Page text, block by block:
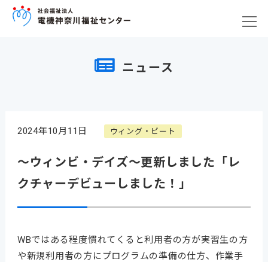
ニュース
2024年10月11日 ウィング・ビート
～ウィンビ・デイズ～更新しました「レ
クチャーデビューしました！」
WBではある程度慣れてくると利用者の方が実習生の方
や新規利用者の方にプログラムの準備の仕方、作業手